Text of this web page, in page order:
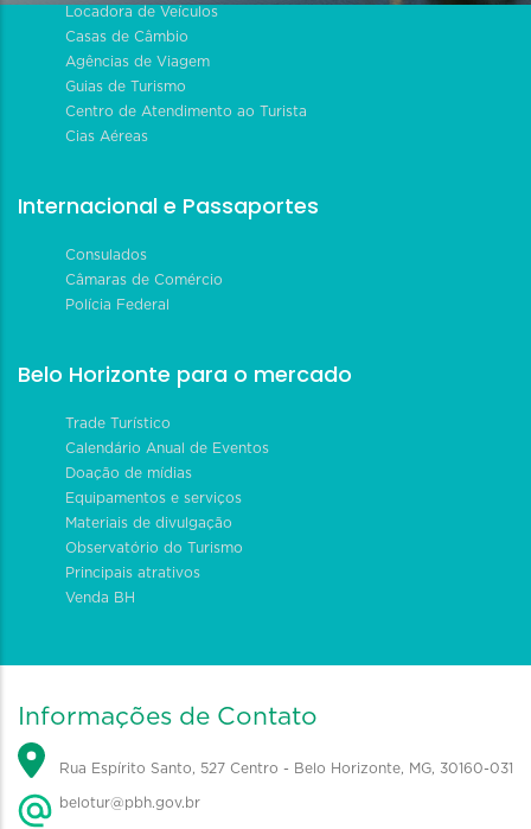
Locadora de Veículos
Casas de Câmbio
Agências de Viagem
Guias de Turismo
Centro de Atendimento ao Turista
Cias Aéreas
Internacional e Passaportes
Consulados
Câmaras de Comércio
Polícia Federal
Belo Horizonte para o mercado
Trade Turístico
Calendário Anual de Eventos
Doação de mídias
Equipamentos e serviços
Materiais de divulgação
Observatório do Turismo
Principais atrativos
Venda BH
Informações de Contato
Rua Espírito Santo, 527 Centro - Belo Horizonte, MG, 30160-031
belotur@pbh.gov.br